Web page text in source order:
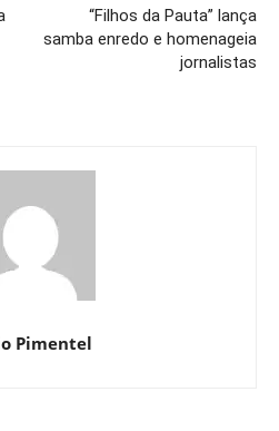
“Filhos da Pauta” lança
samba enredo e homenageia
jornalistas
Pimentel